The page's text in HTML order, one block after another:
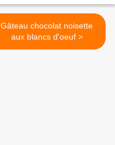
Gâteau chocolat noisette
aux blancs d'oeuf >